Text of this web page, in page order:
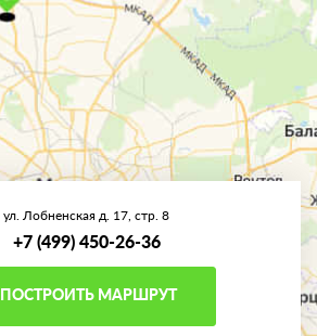
ул. Лобненская д. 17, стр. 8
+7 (499) 450-26-36
ПОСТРОИТЬ МАРШРУТ